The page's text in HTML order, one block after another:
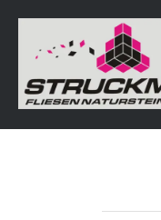
Inhalt
Struckmeier